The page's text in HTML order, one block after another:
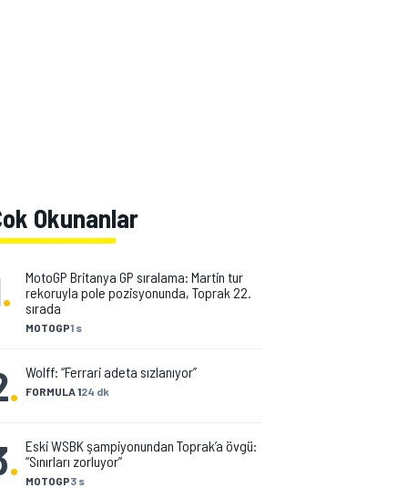
Okunanlar
.
MOTOGP1 s
MotoGP Britanya GP sıralama: Martin tur
rekoruyla pole pozisyonunda, Toprak 22.
sırada
. FORMULA 124 dk
Wolff: “Ferrari adeta sızlanıyor”
. MOTOGP3 s
Eski WSBK şampiyonundan Toprak’a övgü:
“Sınırları zorluyor”